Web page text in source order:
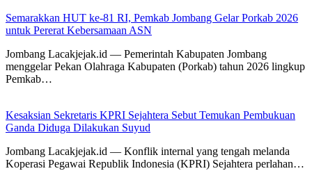
Semarakkan HUT ke-81 RI, Pemkab Jombang Gelar Porkab 2026
untuk Pererat Kebersamaan ASN
Jombang Lacakjejak.id — Pemerintah Kabupaten Jombang
menggelar Pekan Olahraga Kabupaten (Porkab) tahun 2026 lingkup
Pemkab…
Kesaksian Sekretaris KPRI Sejahtera Sebut Temukan Pembukuan
Ganda Diduga Dilakukan Suyud
Jombang Lacakjejak.id — Konflik internal yang tengah melanda
Koperasi Pegawai Republik Indonesia (KPRI) Sejahtera perlahan…